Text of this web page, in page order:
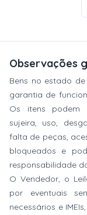
Observações
Bens no estado
garantia de
Os itens podem
sujeira, uso,
falta de peças,
bloqueados e
responsabilidade
O Vendedor, o
por eventuais
necessários e